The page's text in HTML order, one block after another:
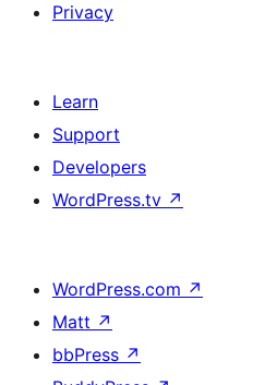
Privacy
Learn
Support
Developers
WordPress.tv ↗
WordPress.com ↗
Matt ↗
bbPress ↗